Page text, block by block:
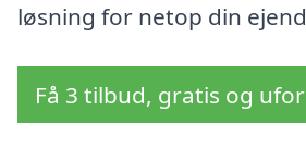
løsning for netop din
Få 3 tilbud, gratis og